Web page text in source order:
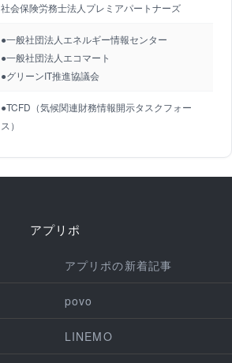
社会保険労務士法人プレミアパートナーズ
●一般社団法人エネルギー情報センター
●一般社団法人エコマート
●グリーンIT推進協議会
●TCFD（気候関連財務情報開示タスクフォー
ス）
アプリポ
アプリポの新着記事
povo
LINEMO